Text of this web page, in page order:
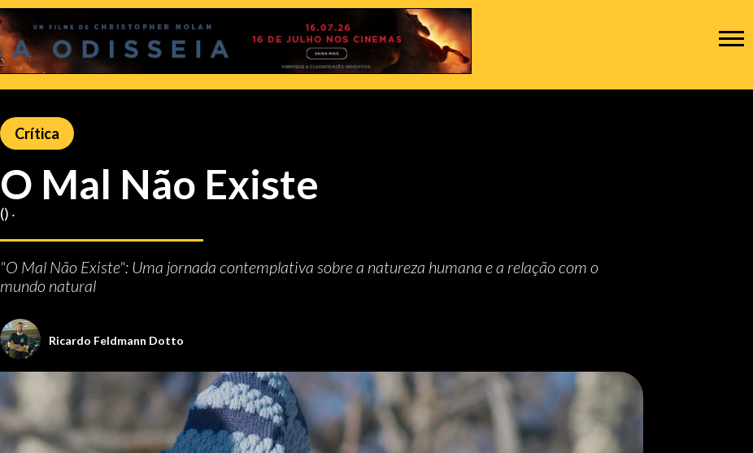
Crítica
O Mal Não Existe
() ‧
"O Mal Não Existe": Uma jornada contemplativa sobre a natureza humana e a relação com o
mundo natural
Ricardo Feldmann Dotto